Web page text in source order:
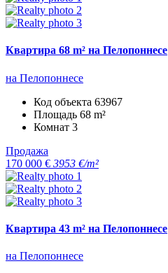
Квартира 68 m² на Пелопоннесе
на Пелопоннесе
Код объекта 63967
Площадь 68 m²
Комнат 3
Продажа
170 000 € 3953 €/m²
Квартира 43 m² на Пелопоннесе
на Пелопоннесе